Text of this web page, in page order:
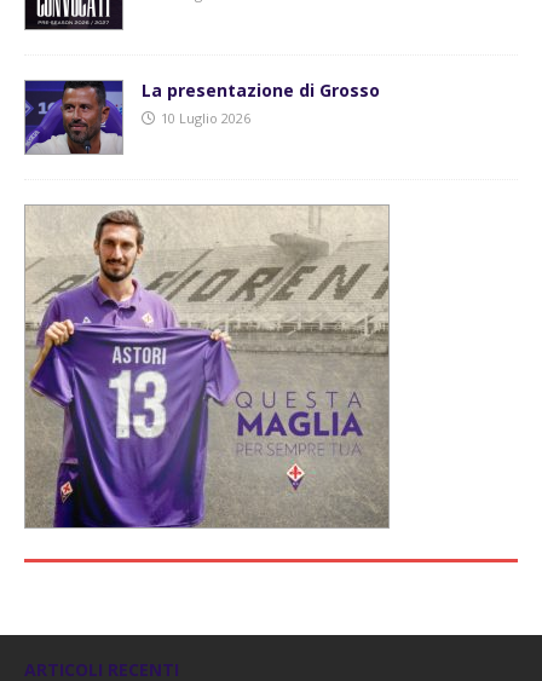
La presentazione di Grosso
10 Luglio 2026
ARTICOLI RECENTI